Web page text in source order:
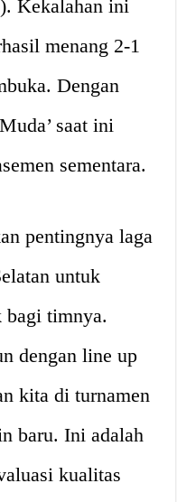
Kekalahan ini
menang 2-1
Dengan
saat ini
sementara.
pentingnya laga
untuk
bagi timnya.
dengan line up
kita di turnamen
baru. Ini adalah
kualitas